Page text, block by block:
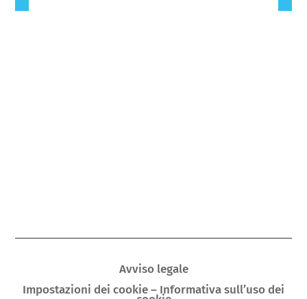
Avviso legale
Impostazioni dei cookie – Informativa sull’uso dei